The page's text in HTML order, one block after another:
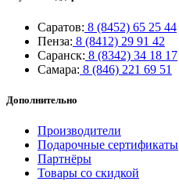
Саратов: 8 (8452) 65 25 44
Пенза: 8 (8412) 29 91 42
Саранск: 8 (8342) 34 18 17
Самара: 8 (846) 221 69 51
Дополнительно
Производители
Подарочные сертификаты
Партнёры
Товары со скидкой